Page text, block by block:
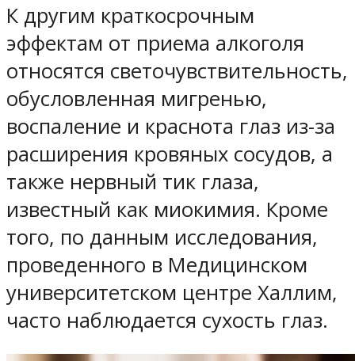
К другим краткосрочным
эффектам от приема алкоголя
относятся светочувствительность,
обусловленная мигренью,
воспаление и краснота глаз из-за
расширения кровяных сосудов, а
также нервный тик глаза,
известный как миокимия. Кроме
того, по данным исследования,
проведенного в Медицинском
университетском центре Халлим,
часто наблюдается сухость глаз.